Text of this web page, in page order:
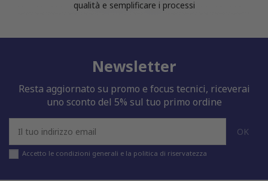
qualità e semplificare i processi
Newsletter
Resta aggiornato su promo e focus tecnici, riceverai
uno sconto del 5% sul tuo primo ordine
Accetto le condizioni generali e la politica di riservatezza